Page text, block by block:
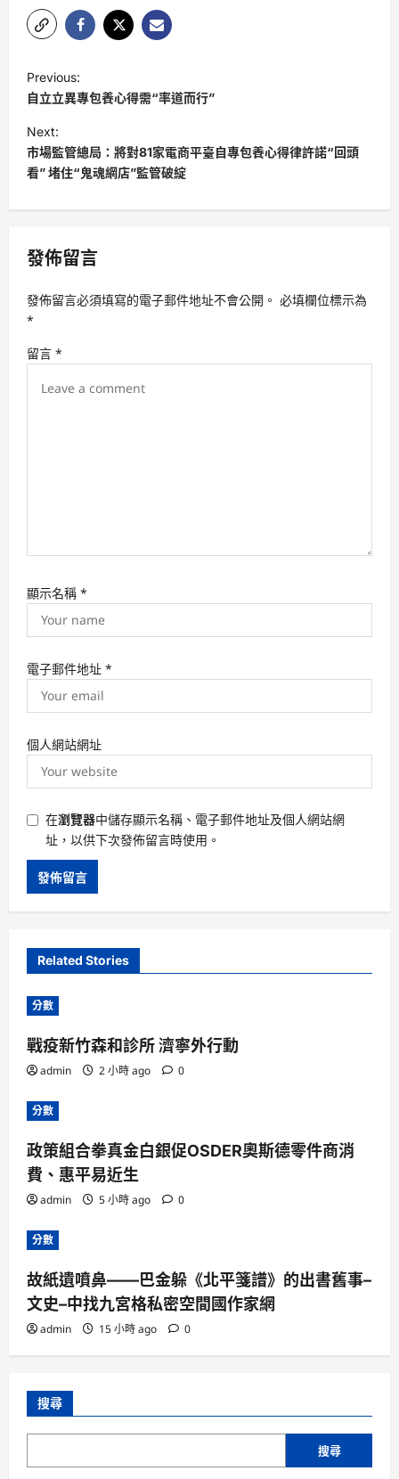
o
s
t
n
a
i
a
t
i
Previous:
自立立異專包養心得需“率道而行”
Next:
市場監管總局：將對81家電商平臺自專包養心得律許諾“回頭
看” 堵住“鬼魂網店”監管破綻
發佈留言
發佈留言必須填寫的電子郵件地址不會公開。 必填欄位標示為
*
留言 *
顯示名稱 *
電子郵件地址 *
個人網站網址
在瀏覽器中儲存顯示名稱、電子郵件地址及個人網站網
址，以供下次發佈留言時使用。
Related Stories
分數
戰疫新竹森和診所 濟寧外行動
admin 2 小時 ago 0
分數
政策組合拳真金白銀促OSDER奧斯德零件商消
費、惠平易近生
admin 5 小時 ago 0
分數
故紙遺噴鼻——巴金躲《北平箋譜》的出書舊事–
文史–中找九宮格私密空間國作家網
admin 15 小時 ago 0
搜尋
搜尋